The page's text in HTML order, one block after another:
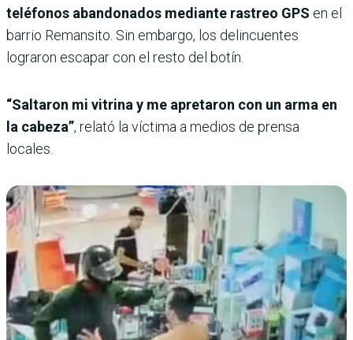
teléfonos abandonados mediante rastreo GPS en el
barrio Remansito. Sin embargo, los delincuentes
lograron escapar con el resto del botín.
“Saltaron mi vitrina y me apretaron con un arma en
la cabeza”, relató la víctima a medios de prensa
locales.